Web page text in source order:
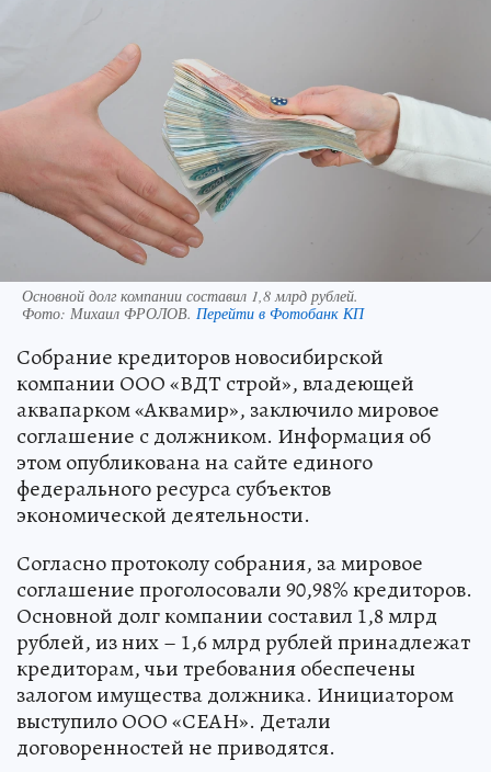
Основной долг компании составил 1,8 млрд рублей.
Фото: Михаил ФРОЛОВ. Перейти в Фотобанк КП
Собрание кредиторов новосибирской
компании ООО «ВДТ строй», владеющей
аквапарком «Аквамир», заключило мировое
соглашение с должником. Информация об
этом опубликована на сайте единого
федерального ресурса субъектов
экономической деятельности.
Согласно протоколу собрания, за мировое
соглашение проголосовали 90,98% кредиторов.
Основной долг компании составил 1,8 млрд
рублей, из них – 1,6 млрд рублей принадлежат
кредиторам, чьи требования обеспечены
залогом имущества должника. Инициатором
выступило ООО «СЕАН». Детали
договоренностей не приводятся.